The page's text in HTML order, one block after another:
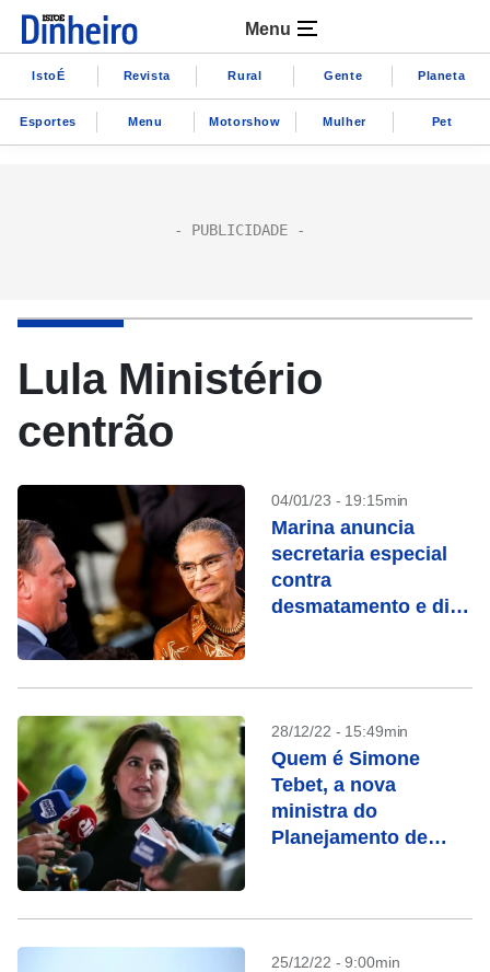
Menu
IstoÉ Revista Rural Gente Planeta
Esportes Menu Motorshow Mulher Pet
Lula Ministério
centrão
04/01/23 - 19:15min
Marina anuncia
secretaria especial
contra
desmatamento e diz
Brasil
28/12/22 - 15:49min
Quem é Simone
Tebet, a nova
ministra do
Planejamento de
25/12/22 - 9:00min